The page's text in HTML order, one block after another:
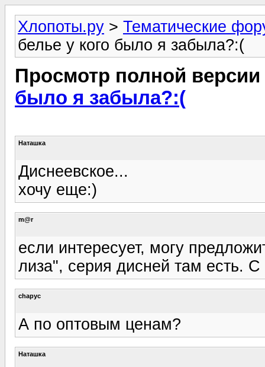
Хлопоты.ру > Тематические
белье у кого было я забыла?:(
Просмотр полной
было я забыла?:(
Наташка
Диснеевское...
хочу еще:)
m@r
если интересует, могу
лиза", серия дисней там есть. С
chapyc
А по оптовым ценам?
Наташка